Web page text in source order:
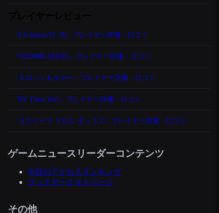
『EA Sports FC 26』プレイヤー評価・口コミ
『GODBREAKERS』プレイヤー評価・口コミ
『スロット＆ダガー』プレイヤー評価・口コミ
『RV There Yet?』プレイヤー評価・口コミ
『エスケープ フロム ダッコフ』プレイヤー評価・口コミ
ゲームニュースリーダーコンテンツ
今日のアクセスランキング
ブックマークマイページ
その他